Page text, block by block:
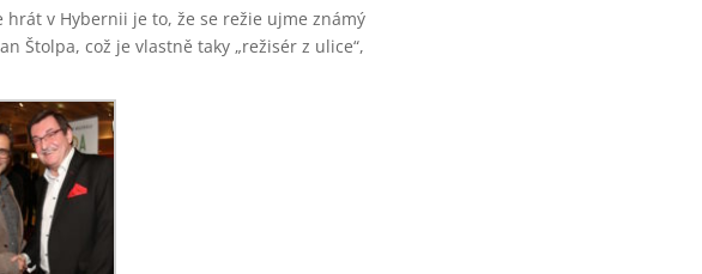
v Hybernii je to, že se režie ujme známý
Štolpa, což je vlastně taky „režisér z ulice“,